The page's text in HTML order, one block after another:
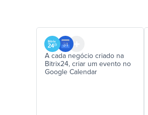
A cada negócio criado na
Bitrix24, criar um evento no
Google Calendar